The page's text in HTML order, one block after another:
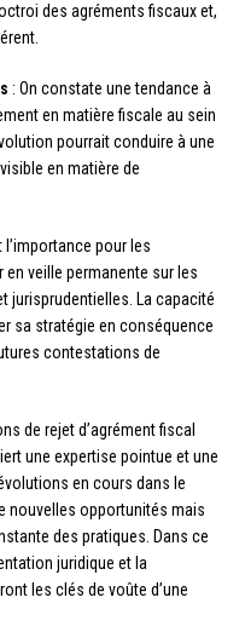
des agréments fiscaux et,
: On constate une tendance à
en matière fiscale au sein
pourrait conduire à une
en matière de
pour les
veille permanente sur les
jurisprudentielles. La capacité
sa stratégie en conséquence
contestations de
de rejet d’agrément fiscal
une expertise pointue et une
en cours dans le
nouvelles opportunités mais
des pratiques. Dans ce
juridique et la
les clés de voûte d’une